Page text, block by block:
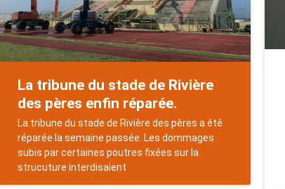
La tribune du stade de Rivière
des pères enfin réparée.
La tribune du stade de Rivière des pères a été
réparée la semaine passée. Les dommages
subis par certaines poutres fixées sur la
strucuture interdisaient